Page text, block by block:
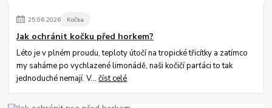
25.06.2026 Kočka
Jak ochránit kočku před horkem?
Léto je v plném proudu, teploty útočí na tropické třicítky a zatímco
my saháme po vychlazené limonádě, naši kočičí parťáci to tak
jednoduché nemají. V...číst celé